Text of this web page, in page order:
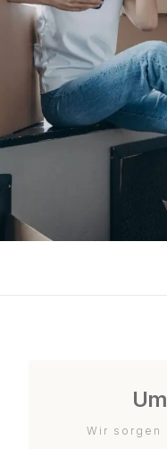
Wir sorgen